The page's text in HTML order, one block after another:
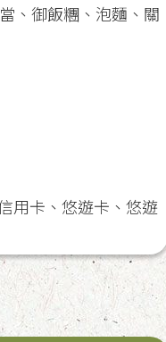
、御飯糰、泡麵、關
用卡、悠遊卡、悠遊